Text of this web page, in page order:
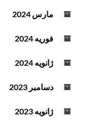
مارس 2024
فوریه 2024
ژانویه 2024
دسامبر 2023
ژانویه 2023